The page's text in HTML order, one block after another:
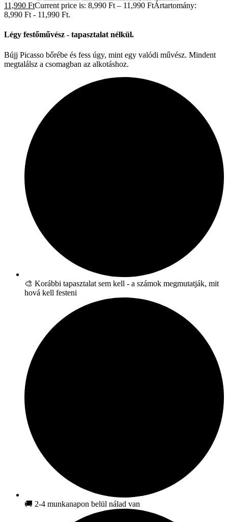
11,990 FtCurrent price is: 8,990 Ft – 11,990 FtÁrtartomány:
8,990 Ft - 11,990 Ft.
Légy festőművész - tapasztalat nélkül.
Bújj Picasso bőrébe és fess úgy, mint egy valódi művész. Mindent
megtalálsz a csomagban az alkotáshoz.
🎨 Korábbi tapasztalat sem kell - a számok megmutatják, mit
hová kell festeni
🚚 2-4 munkanapon belül nálad van